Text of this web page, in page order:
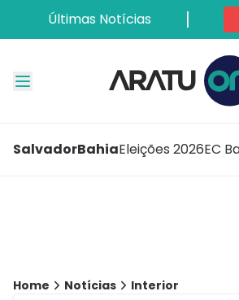
Últimas Notícias
SalvadorBahiaEleições 2026EC
Home Notícias Interior